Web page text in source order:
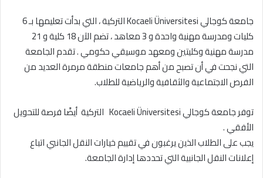
جامعة كوجالي Kocaeli Üniversitesi التركية ، التي بدأت تعليمها بـ 6
كليات ومدرسة مهنية واحدة و 3 معاهد ، تضم الآن 18 كلية و 21
مدرسة مهنية وكليتين ومعهد موسيقي حكومي . تقدم الجامعة
التي نجحت في أن تصبح من أهم جامعات منطقة مرمرة العديد من
الفرص الاجتماعية والثقافية والرياضية للطلاب.
توفر جامعة كوجالي Kocaeli Üniversitesi التركية أيضًا فرصة للتحويل
الأفقي .
يجب على الطلاب الذين يرغبون في تقييم خيارات النقل الجانبي اتباع
إعلانات النقل الجانبية التي تحددها إدارة الجامعة.